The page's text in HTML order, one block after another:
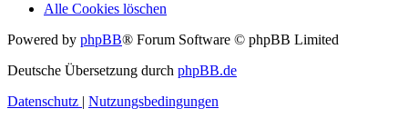
Alle Cookies löschen
Powered by phpBB® Forum Software © phpBB Limited
Deutsche Übersetzung durch phpBB.de
Datenschutz | Nutzungsbedingungen